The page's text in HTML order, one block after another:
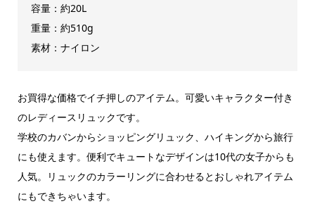
容量：約20L
重量：約510g
素材：ナイロン
お買得な価格でイチ押しのアイテム。可愛いキャラクター付き
のレディースリュックです。
学校のカバンからショッピングリュック、ハイキングから旅行
にも使えます。便利でキュートなデザインは10代の女子からも
人気。リュックのカラーリングに合わせるとおしゃれアイテム
にもできちゃいます。